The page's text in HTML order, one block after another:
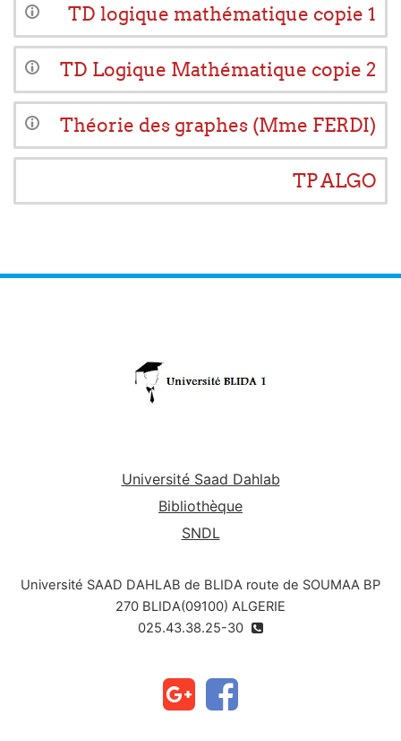
TD logique mathématique copie 1
TD Logique Mathématique copie 2
Théorie des graphes (Mme FERDI)
TP ALGO
Université Saad Dahlab
Bibliothèque
SNDL
Université SAAD DAHLAB de BLIDA route de SOUMAA BP
270 BLIDA(09100) ALGERIE